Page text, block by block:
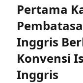
Pertama
Inggris
Konvensi
Inggris